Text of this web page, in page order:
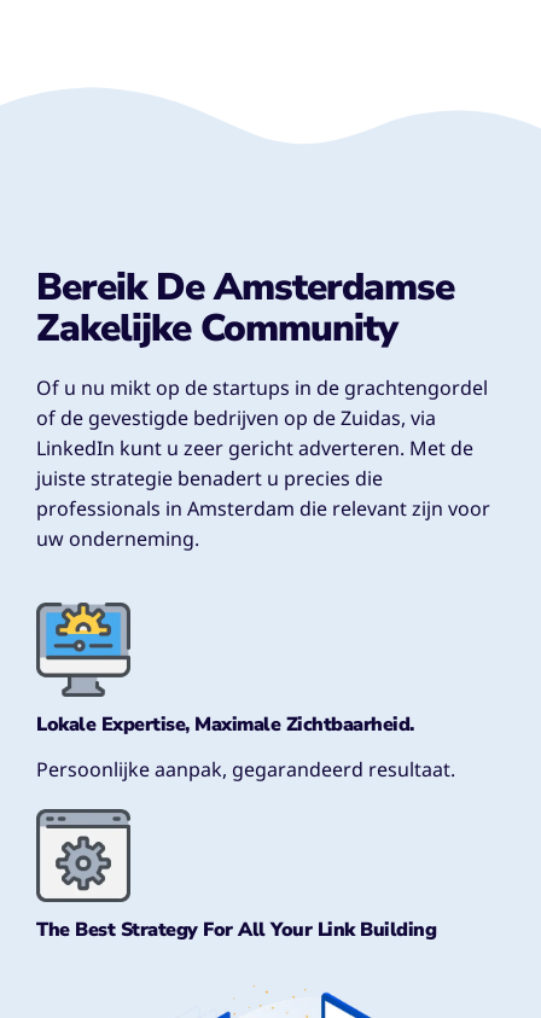
Bereik De Amsterdamse
Zakelijke Community
Of u nu mikt op de startups in de grachtengordel
of de gevestigde bedrijven op de Zuidas, via
LinkedIn kunt u zeer gericht adverteren. Met de
juiste strategie benadert u precies die
professionals in Amsterdam die relevant zijn voor
uw onderneming.
Lokale Expertise, Maximale Zichtbaarheid.
Persoonlijke aanpak, gegarandeerd resultaat.
The Best Strategy For All Your Link Building